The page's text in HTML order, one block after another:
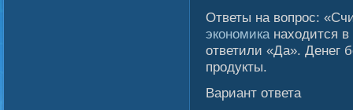
Ответы на вопрос:
экономиканаходится в
ответили «Да». Денег
продукты.
Вариант ответа